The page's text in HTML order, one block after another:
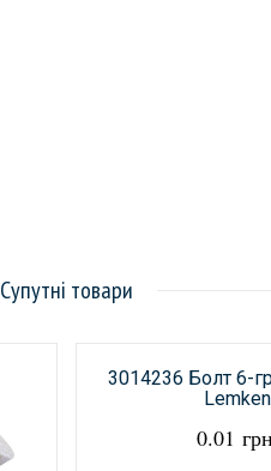
Супутні товари
3014236 Болт 6-
Lemken
0.01